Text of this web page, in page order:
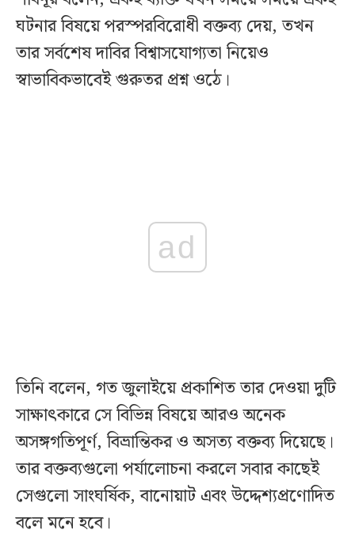
ঘটনার বিষয়ে পরস্পরবিরোধী বক্তব্য দেয়, তখন
তার সর্বশেষ দাবির বিশ্বাসযোগ্যতা নিয়েও
স্বাভাবিকভাবেই গুরুতর প্রশ্ন ওঠে।
ad
তিনি বলেন, গত জুলাইয়ে প্রকাশিত তার দেওয়া দুটি
সাক্ষাৎকারে সে বিভিন্ন বিষয়ে আরও অনেক
অসঙ্গগতিপূর্ণ, বিভ্রান্তিকর ও অসত্য বক্তব্য দিয়েছে।
তার বক্তব্যগুলো পর্যালোচনা করলে সবার কাছেই
সেগুলো সাংঘর্ষিক, বানোয়াট এবং উদ্দেশ্যপ্রণোদিত
বলে মনে হবে।